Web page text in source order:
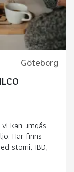
Göteborg
kan umgås
Här finns
stomi, IBD,